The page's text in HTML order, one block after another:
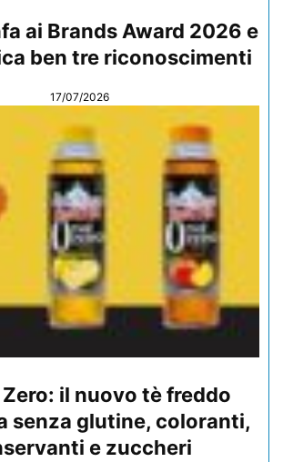
ai Brands Award 2026 e
ben tre riconoscimenti
17/07/2026
il nuovo tè freddo
senza glutine, coloranti,
e zuccheri